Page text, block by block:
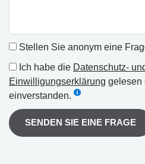
Stellen Sie anonym eine
Ich habe die Datenschutz-
Einwilligungserklärung gelesen
einverstanden.
SENDEN SIE EINE FRAGE